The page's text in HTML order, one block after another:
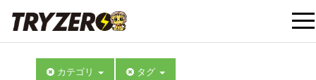
t
カテゴリ タグ